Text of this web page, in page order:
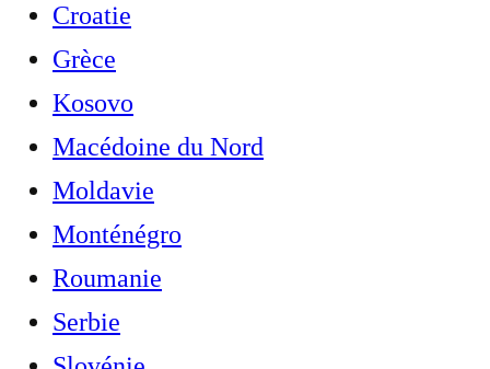
Croatie
Grèce
Kosovo
Macédoine du Nord
Moldavie
Monténégro
Roumanie
Serbie